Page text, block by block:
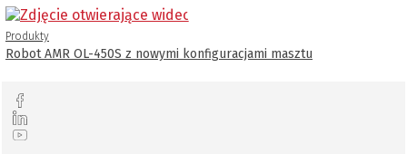
Produkty
Robot AMR OL-450S z nowymi konfiguracjami masztu